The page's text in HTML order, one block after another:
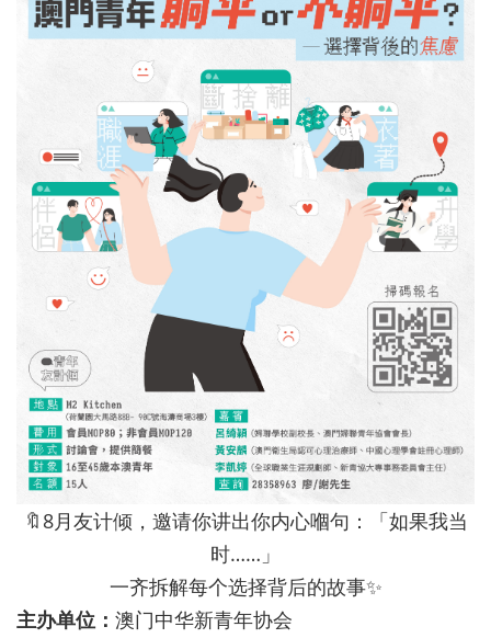
🔖8月友计倾，邀请你讲出你内心嗰句：「如果我当
时……」
一齐拆解每个选择背后的故事✨
主办单位： 澳门中华新青年协会